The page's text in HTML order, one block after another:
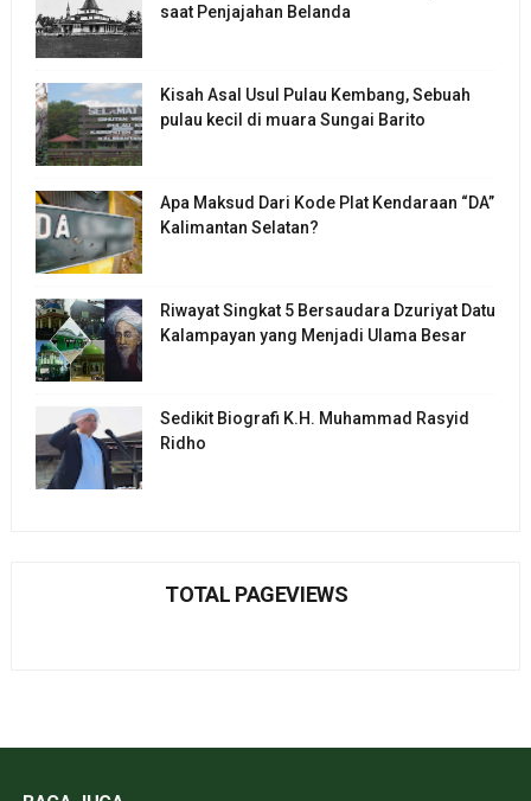
saat Penjajahan Belanda
Kisah Asal Usul Pulau Kembang, Sebuah
pulau kecil di muara Sungai Barito
Apa Maksud Dari Kode Plat Kendaraan “DA”
Kalimantan Selatan?
Riwayat Singkat 5 Bersaudara Dzuriyat Datu
Kalampayan yang Menjadi Ulama Besar
Sedikit Biografi K.H. Muhammad Rasyid
Ridho
TOTAL PAGEVIEWS